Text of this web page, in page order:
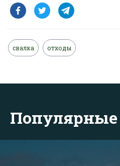
свалка отходы
Популярные